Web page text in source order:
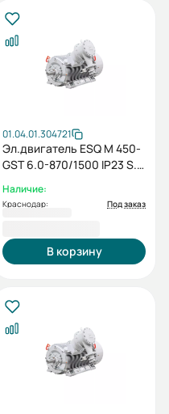
01.04.01.304721
Эл.двигатель ESQ M 450-
GST 6.0-870/1500 IP23 S.F.
Наличие:
Краснодар: Под заказ
В корзину